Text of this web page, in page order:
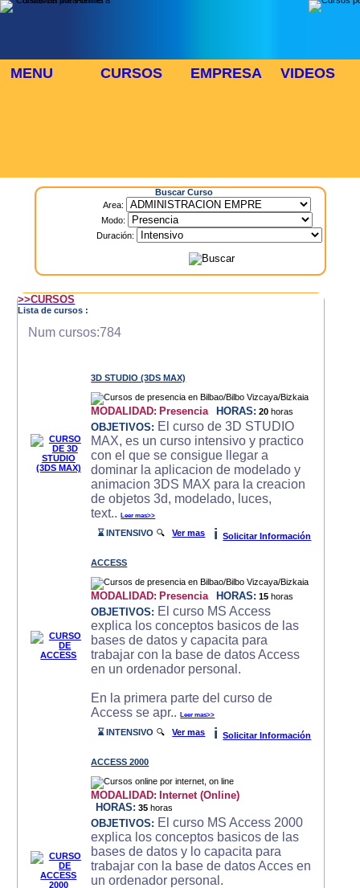
MENU CURSOS EMPRESA VIDEOS
Buscar Curso
Area:
Modo:
Duración:
>>CURSOS
Lista de cursos :
Num cursos:784
3D STUDIO (3DS MAX)
MODALIDAD: Presencia HORAS: 20 horas
OBJETIVOS: El curso de 3D STUDIO
MAX, es un curso intensivo y practico
con el que se consigue llegar a
dominar la aplicacion de modelado y
animacion 3DS MAX para la creacion
de objetos 3d, modelado, luces,
text..Leer mas>>
⌛ INTENSIVO 🔍Ver mas i Solicitar Información
ACCESS
MODALIDAD: Presencia HORAS: 15 horas
OBJETIVOS: El curso MS Access
explica los conceptos basicos de las
bases de datos y capacita para
trabajar con la base de datos Access
en un ordenador personal.
En la primera parte del curso de
Access se apr..Leer mas>>
⌛ INTENSIVO 🔍Ver mas i Solicitar Información
ACCESS 2000
MODALIDAD: Internet (Online)
HORAS: 35 horas
OBJETIVOS: El curso MS Access 2000
explica los conceptos basicos de las
bases de datos y lo capacita para
trabajar con la base de datos Acces en
un ordenador personal.